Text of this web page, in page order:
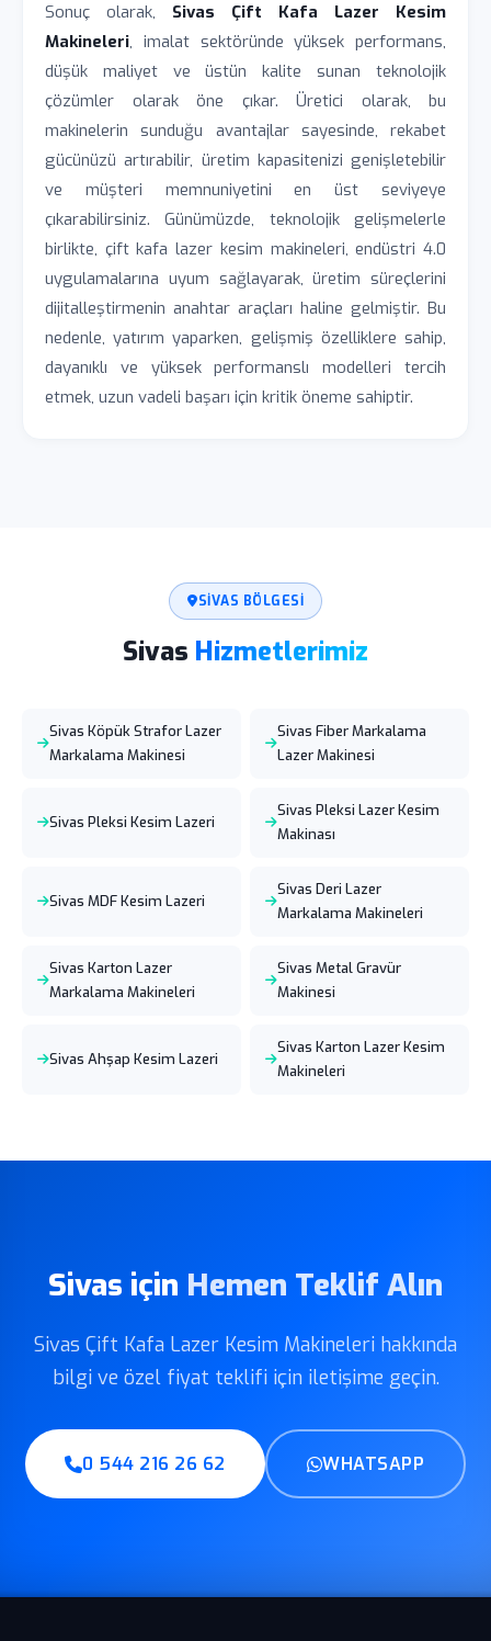
Sonuç olarak, Sivas Çift Kafa Lazer Kesim
Makineleri, imalat sektöründe yüksek performans,
düşük maliyet ve üstün kalite sunan teknolojik
çözümler olarak öne çıkar. Üretici olarak, bu
makinelerin sunduğu avantajlar sayesinde, rekabet
gücünüzü artırabilir, üretim kapasitenizi genişletebilir
ve müşteri memnuniyetini en üst seviyeye
çıkarabilirsiniz. Günümüzde, teknolojik gelişmelerle
birlikte, çift kafa lazer kesim makineleri, endüstri 4.0
uygulamalarına uyum sağlayarak, üretim süreçlerini
dijitalleştirmenin anahtar araçları haline gelmiştir. Bu
nedenle, yatırım yaparken, gelişmiş özelliklere sahip,
dayanıklı ve yüksek performanslı modelleri tercih
etmek, uzun vadeli başarı için kritik öneme sahiptir.
SIVAS BÖLGESI
Sivas Hizmetlerimiz
Sivas Köpük Strafor Lazer
Markalama Makinesi
Sivas Fiber Markalama
Lazer Makinesi
Sivas Pleksi Kesim Lazeri
Sivas Pleksi Lazer Kesim
Makinası
Sivas MDF Kesim Lazeri
Sivas Deri Lazer
Markalama Makineleri
Sivas Karton Lazer
Markalama Makineleri
Sivas Metal Gravür
Makinesi
Sivas Ahşap Kesim Lazeri
Sivas Karton Lazer Kesim
Makineleri
Sivas için Hemen Teklif Alın
Sivas Çift Kafa Lazer Kesim Makineleri hakkında
bilgi ve özel fiyat teklifi için iletişime geçin.
0 544 216 26 62 WHATSAPP